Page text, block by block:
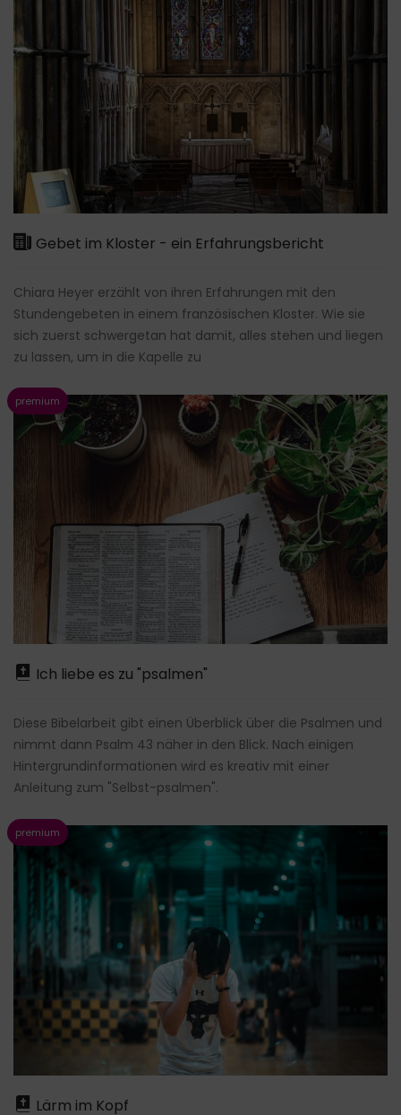
Gebet im Kloster - ein Erfahrungsbericht
Chiara Heyer erzählt von ihren Erfahrungen mit den
Stundengebeten in einem französischen Kloster. Wie sie
sich zuerst schwergetan hat damit, alles stehen und liegen
zu lassen, um in die Kapelle zu
Ich liebe es zu "psalmen"
Diese Bibelarbeit gibt einen Überblick über die Psalmen und
nimmt dann Psalm 43 näher in den Blick. Nach einigen
Hintergrundinformationen wird es kreativ mit einer
Anleitung zum "Selbst-psalmen".
Lärm im Kopf